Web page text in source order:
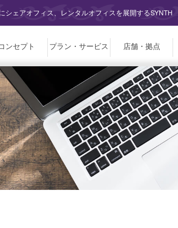
シェアオフィス、レンタルオフィスを展開するSYNTH
ンセプト プラン・ サービス 店舗・拠点